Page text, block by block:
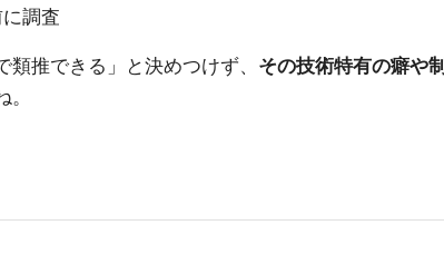
調査
推できる」と決めつけず、 その技術特有の癖や制